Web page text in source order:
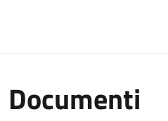
Documenti